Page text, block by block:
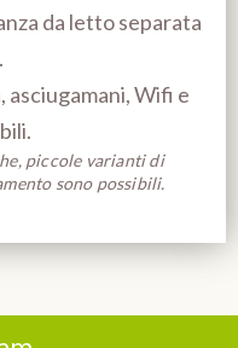
da letto separata
asciugamani, Wifi e
piccole varianti di
sono possibili.